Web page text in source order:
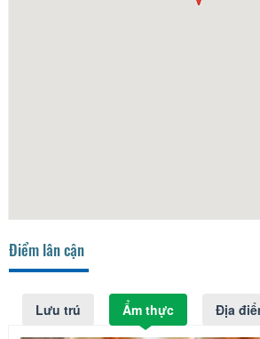
Điểm lân cận
Lưu trú Ẩm thực Địa